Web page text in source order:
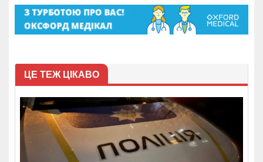
ЦЕ ТЕЖ ЦІКАВО